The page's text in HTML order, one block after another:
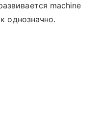
machine
однозначно.